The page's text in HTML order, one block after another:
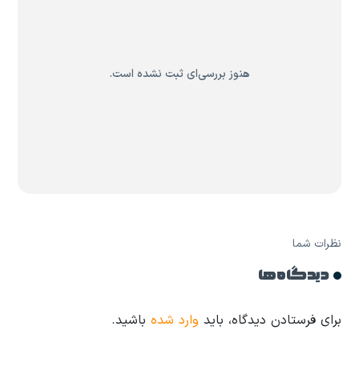
هنوز بررسی‌ای ثبت نشده است.
نظرات شما
دیدگاه ها
برای فرستادن دیدگاه، باید وارد شده باشید.